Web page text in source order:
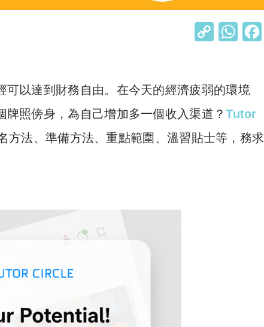
C
y
Li
n
k
W
s
A
p
p
以達到財務自由。在今天的經濟疲弱的環境
照傍身，為自己增加多一個收入渠道？Tutor
方法、準備方法、重點範圍、溫習貼士等，務求